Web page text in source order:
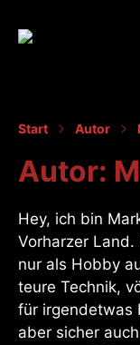
Start Autor
Autor:
Hey, ich bin
Vorharzer
nur als Hobby
teure Technik,
für irgendetwas
aber sicher